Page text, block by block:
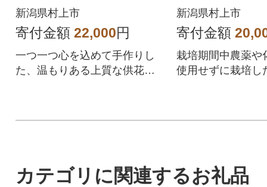
の仏花(花器付き) 1004
001
新潟県村上市
寄付金額 22,000円
一つ一つ心を込めて手作りし
た、温もりある上質な供花を
1067058
新潟県村上市
寄付金額
栽培期間中農薬や
使用せずに栽培し
カテゴリに関連するお礼品